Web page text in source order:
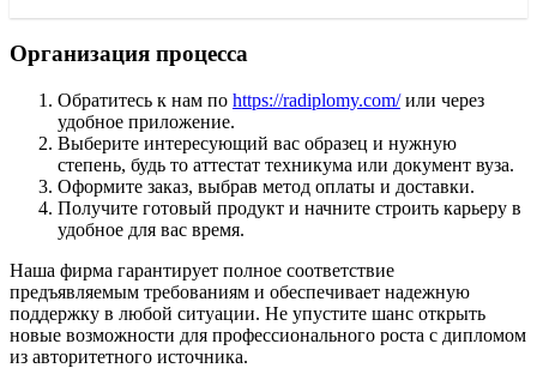
Организация процесса
Обратитесь к нам по https://radiplomy.com/или через
удобное приложение.
Выберите интересующий вас образец и нужную
степень, будь то аттестат техникума или документ вуза.
Оформите заказ, выбрав метод оплаты и доставки.
Получите готовый продукт и начните строить карьеру в
удобное для вас время.
Наша фирма гарантирует полное соответствие
предъявляемым требованиям и обеспечивает надежную
поддержку в любой ситуации. Не упустите шанс открыть
новые возможности для профессионального роста с дипломом
из авторитетного источника.